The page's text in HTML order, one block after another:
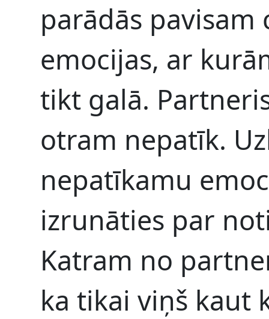
parādās pavisam
emocijas, ar
tikt galā.
otram nepatīk.
nepatīkamu
izrunāties par
Katram no
ka tikai viņš kaut